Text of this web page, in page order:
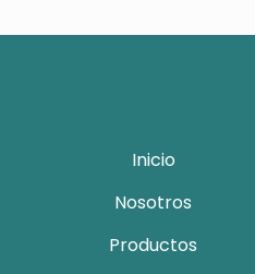
Inicio
Nosotros
Productos